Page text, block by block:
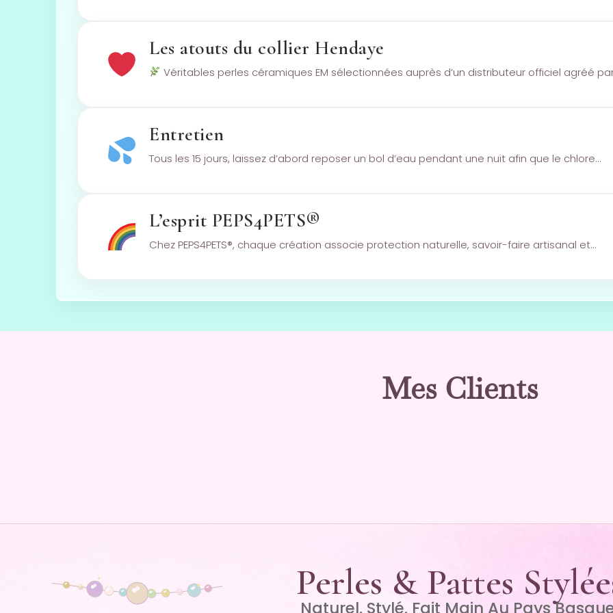
Les atouts du collier Hendaye
Véritables perles céramiques EM sélectionnées auprès d’un distributeur officiel agréé
Entretien
Tous les 15 jours, laissez d’abord reposer un bol d’eau pendant une nuit afin que le chlore…
L’esprit PEPS4PETS®
Chez PEPS4PETS®, chaque création associe protection naturelle, savoir-faire artisanal et…
Mes Clients
Perles & Pattes
Naturel. Stylé. Fait Main Au Pays